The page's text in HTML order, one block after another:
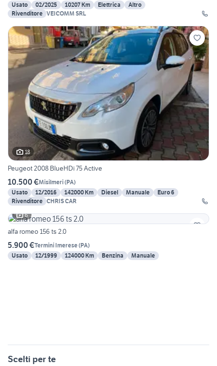
Usato
02/2025 10207 Km Elettrica
Altro
Rivenditore VEICOMM SRL
18
Peugeot 2008 BlueHDi 75 Active
10.500 €Misilmeri(PA)
Usato
12/2016 142000 Km Diesel Manuale
Euro 6
Rivenditore CHRIS CAR
6
alfa romeo 156 ts 2.0
5.900 €Termini Imerese(PA)
Usato
12/1999 124000 Km Benzina Manuale
Scelti per te